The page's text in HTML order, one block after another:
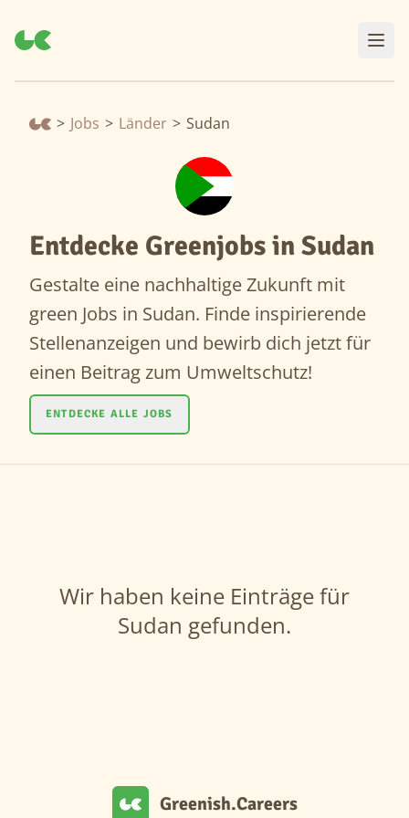
> Jobs > Länder > Sudan
Entdecke Greenjobs in Sudan
Gestalte eine nachhaltige Zukunft mit
green Jobs in Sudan. Finde inspirierende
Stellenanzeigen und bewirb dich jetzt für
einen Beitrag zum Umweltschutz!
ENTDECKE ALLE JOBS
Wir haben keine Einträge für
Sudan gefunden.
Greenish.Careers